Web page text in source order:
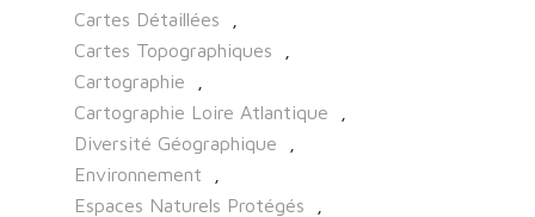
Cartes Détaillées
Cartes Topographiques
Cartographie
Cartographie Loire Atlantique
Diversité Géographique
Environnement
Espaces Naturels Protégés